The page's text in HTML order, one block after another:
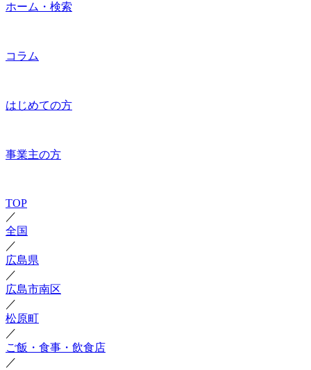
ホーム・検索
コラム
はじめての方
事業主の方
TOP
／
全国
／
広島県
／
広島市南区
／
松原町
／
ご飯・食事・飲食店
／